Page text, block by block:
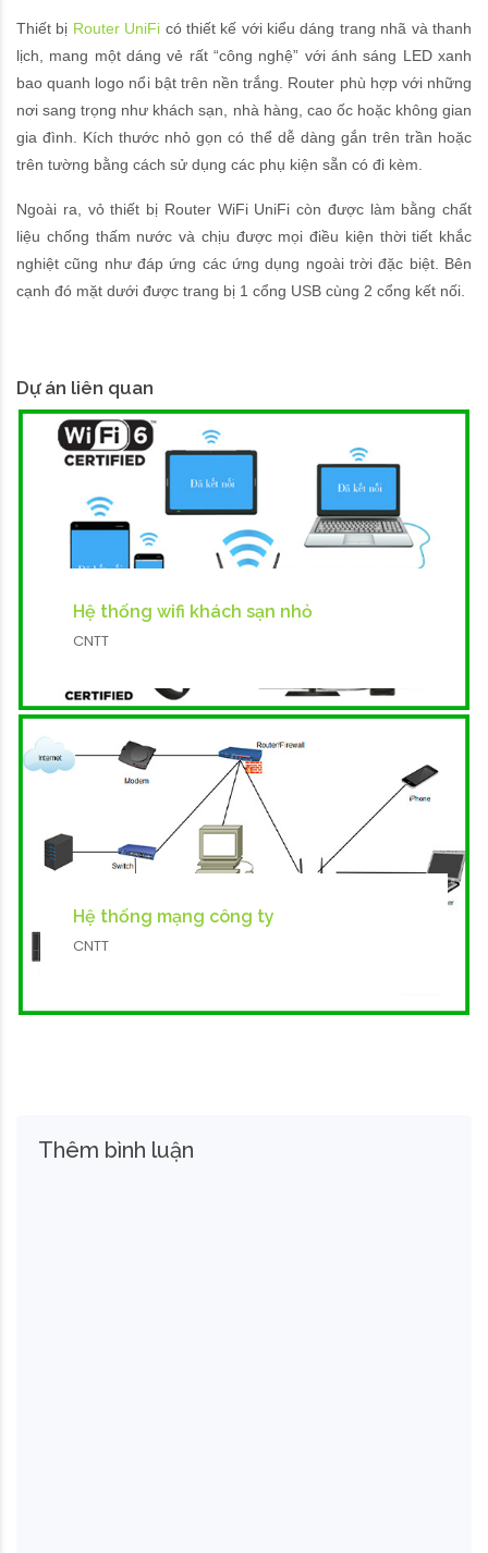
Thiết bị Router UniFi có thiết kế với kiểu dáng trang nhã và thanh
lịch, mang một dáng vẻ rất “công nghệ” với ánh sáng LED xanh
bao quanh logo nổi bật trên nền trắng. Router phù hợp với những
nơi sang trọng như khách sạn, nhà hàng, cao ốc hoặc không gian
gia đình. Kích thước nhỏ gọn có thể dễ dàng gắn trên trần hoặc
trên tường bằng cách sử dụng các phụ kiện sẵn có đi kèm.
Ngoài ra, vỏ thiết bị Router WiFi UniFi còn được làm bằng chất
liệu chống thấm nước và chịu được mọi điều kiện thời tiết khắc
nghiệt cũng như đáp ứng các ứng dụng ngoài trời đặc biệt. Bên
cạnh đó mặt dưới được trang bị 1 cổng USB cùng 2 cổng kết nối.
Dự án liên quan
Hệ thống wifi khách sạn nhỏ
CNTT
Hệ thống mạng công ty
CNTT
Thêm bình luận